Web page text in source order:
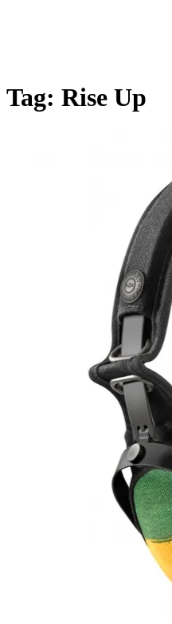
Tag: Rise Up